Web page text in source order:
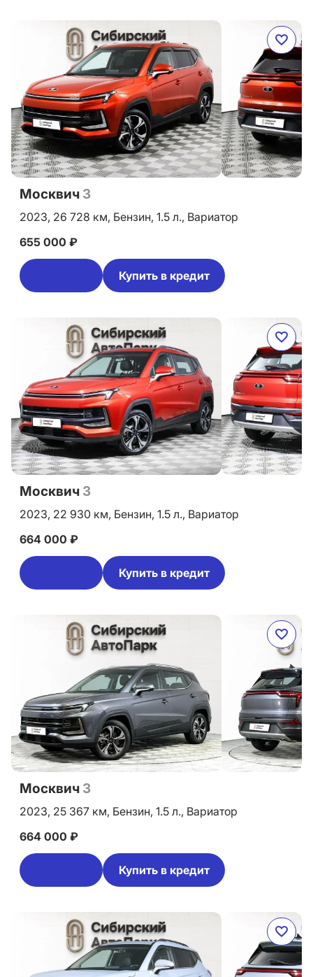
Москвич 3
2023, 26 728 км, Бензин, 1.5 л., Вариатор
655 000 ₽
Купить в кредит
Москвич 3
2023, 22 930 км, Бензин, 1.5 л., Вариатор
664 000 ₽
Купить в кредит
Москвич 3
2023, 25 367 км, Бензин, 1.5 л., Вариатор
664 000 ₽
Купить в кредит